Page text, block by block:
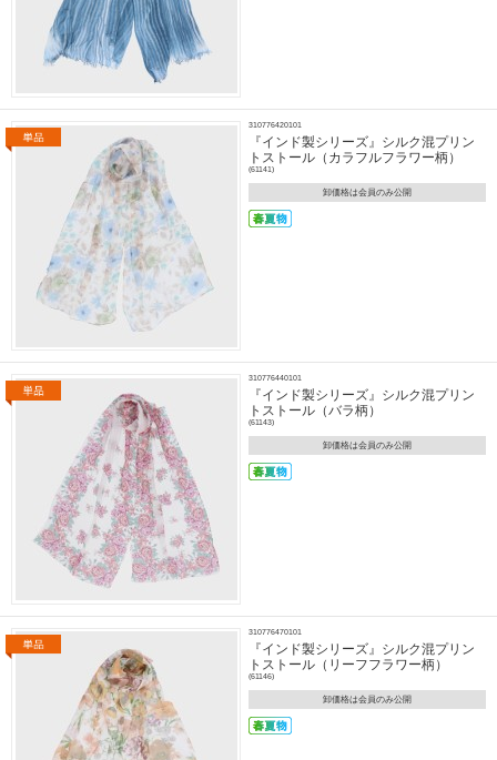
310776420101
『インド製シリーズ』シルク混プリン
トストール（カラフルフラワー柄）
(61141)
卸価格は会員のみ公開
310776440101
『インド製シリーズ』シルク混プリン
トストール（バラ柄）
(61143)
卸価格は会員のみ公開
310776470101
『インド製シリーズ』シルク混プリン
トストール（リーフフラワー柄）
(61146)
卸価格は会員のみ公開